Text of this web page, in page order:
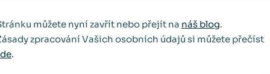
můžete nyní zavřít nebo přejít na náš blog.
zpracování Vašich osobních údajů si můžete přečíst
.